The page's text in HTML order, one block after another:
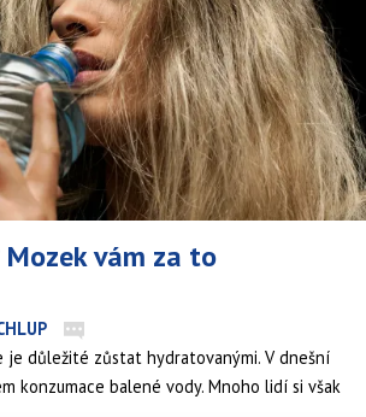
vám za to
je důležité zůstat hydratovanými. V dnešní
konzumace balené vody. Mnoho lidí si však